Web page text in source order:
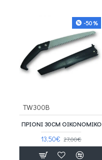
-50 %
TW300B
ΠΡΙΌΝΙ 30CM ΟΙΚΟΝΟΜΙΚΌ
13,50€ 27,00€